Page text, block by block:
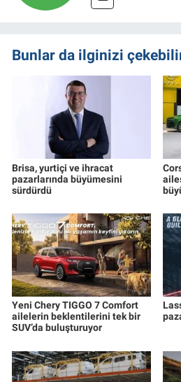
Bunlar da ilginizi
Brisa, yurtiçi ve ihracat
pazarlarında büyümesini
sürdürdü
Yeni Chery TIGGO 7 Comfort
ailelerin beklentilerini tek bir
SUV’da buluşturuyor